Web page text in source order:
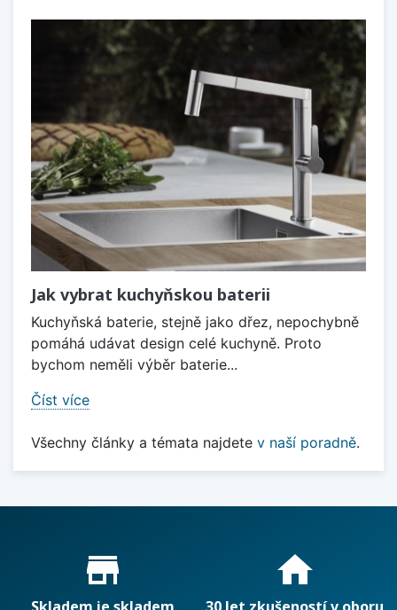
Jak vybrat kuchyňskou baterii
Kuchyňská baterie, stejně jako dřez, nepochybně
pomáhá udávat design celé kuchyně. Proto
bychom neměli výběr baterie...
Číst více
Všechny články a témata najdete v naší poradně.
Proč nakupovat u nás?
store_mall_directory home